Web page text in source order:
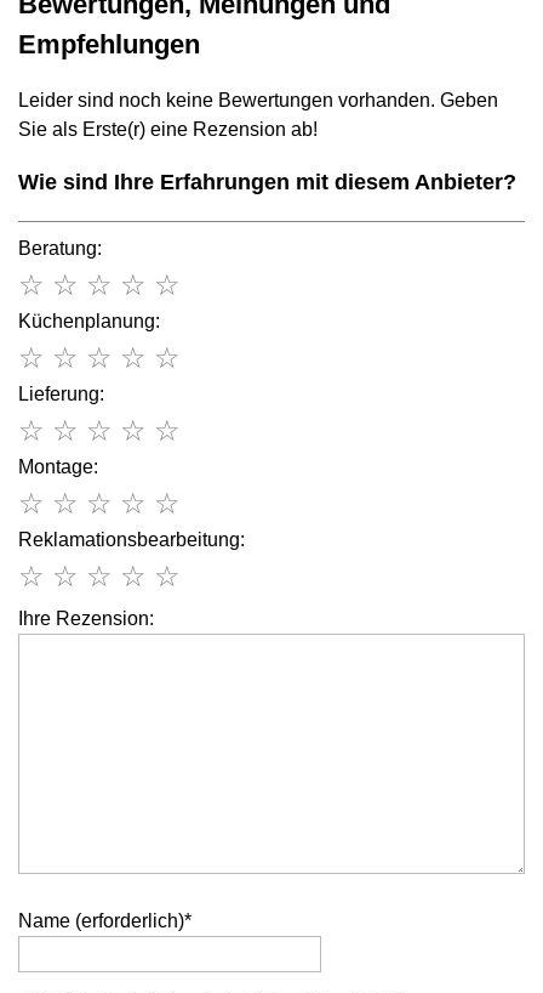
Empfehlungen
Leider sind noch keine Bewertungen vorhanden. Geben
Sie als Erste(r) eine Rezension ab!
Wie sind Ihre Erfahrungen mit diesem Anbieter?
Beratung:
☆ ☆ ☆ ☆ ☆
Küchenplanung:
☆ ☆ ☆ ☆ ☆
Lieferung:
☆ ☆ ☆ ☆ ☆
Montage:
☆ ☆ ☆ ☆ ☆
Reklamationsbearbeitung:
☆ ☆ ☆ ☆ ☆
Ihre Rezension:
Name (erforderlich)*